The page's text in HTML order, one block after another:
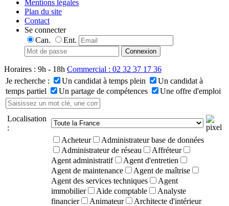
Mentions légales
Plan du site
Contact
Se connecter
Can.
Ent.
Horaires : 9h - 18h Commercial : 02 32 37 17 36
Je recherche :
Un candidat à temps plein
Un candidat à
temps partiel
Un partage de compétences Une offre d'emploi
Localisation
:
Acheteur
Administrateur base de données
Administrateur de réseau
Affréteur
Agent administratif
Agent d'entretien
Agent de maintenance
Agent de maîtrise
Agent des services techniques
Agent
immobilier
Aide comptable
Analyste
financier
Animateur
Architecte d'intérieur